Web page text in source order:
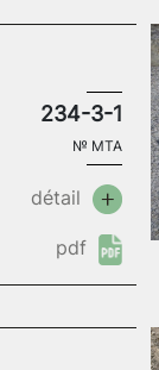
234-3-1
№ MTA
détail
pdf